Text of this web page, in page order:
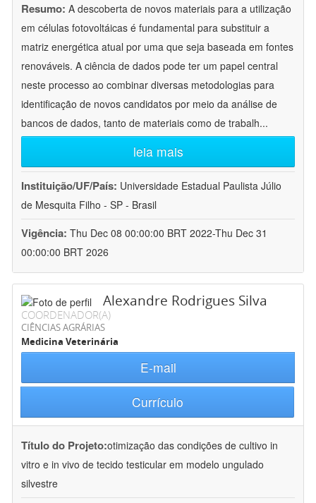
Resumo: A descoberta de novos materiais para a utilização
em células fotovoltáicas é fundamental para substituir a
matriz energética atual por uma que seja baseada em fontes
renováveis. A ciência de dados pode ter um papel central
neste processo ao combinar diversas metodologias para
identificação de novos candidatos por meio da análise de
bancos de dados, tanto de materiais como de trabalh...
leia mais
Instituição/UF/País: Universidade Estadual Paulista Júlio
de Mesquita Filho - SP - Brasil
Vigência: Thu Dec 08 00:00:00 BRT 2022-Thu Dec 31
00:00:00 BRT 2026
Alexandre Rodrigues Silva
COORDENADOR(A)
CIÊNCIAS AGRÁRIAS
Medicina Veterinária
E-mail
Currículo
Título do Projeto:otimização das condições de cultivo in
vitro e in vivo de tecido testicular em modelo ungulado
silvestre